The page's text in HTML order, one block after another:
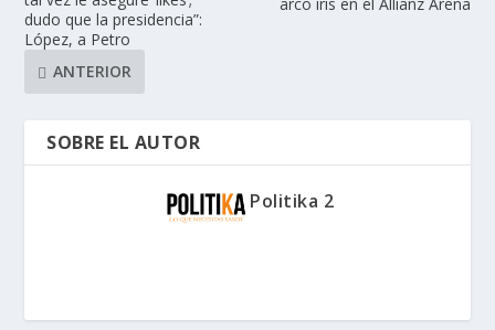
dudo que la presidencia”:
López, a Petro
ANTERIOR
SOBRE EL AUTOR
Politika 2